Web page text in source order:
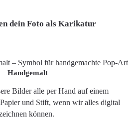
dein Foto als Karikatur
Handgemalt
Bilder alle per Hand auf einem
und Stift, wenn wir alles digital
können.